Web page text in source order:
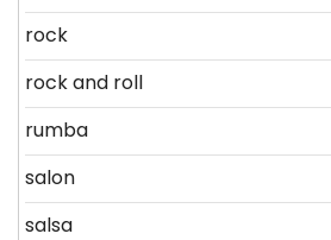
rock
rock and roll
rumba
salon
salsa